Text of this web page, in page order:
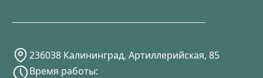
236038 Калининград, Артиллерийская, 85
Время работы: